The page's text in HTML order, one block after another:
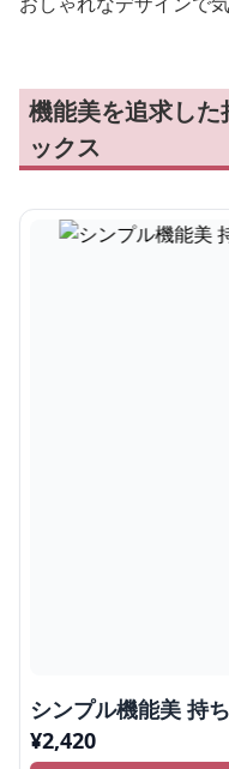
機能美を追求し
ックス
シンプル機能美 持
¥2,420